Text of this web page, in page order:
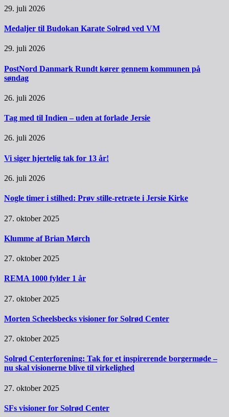
29. juli 2026
Medaljer til Budokan Karate Solrød ved VM
29. juli 2026
PostNord Danmark Rundt kører gennem kommunen på
søndag
26. juli 2026
Tag med til Indien – uden at forlade Jersie
26. juli 2026
Vi siger hjertelig tak for 13 år!
26. juli 2026
Nogle timer i stilhed: Prøv stille-retræte i Jersie Kirke
27. oktober 2025
Klumme af Brian Mørch
27. oktober 2025
REMA 1000 fylder 1 år
27. oktober 2025
Morten Scheelsbecks visioner for Solrød Center
27. oktober 2025
Solrød Centerforening: Tak for et inspirerende borgermøde –
nu skal visionerne blive til virkelighed
27. oktober 2025
SFs visioner for Solrød Center